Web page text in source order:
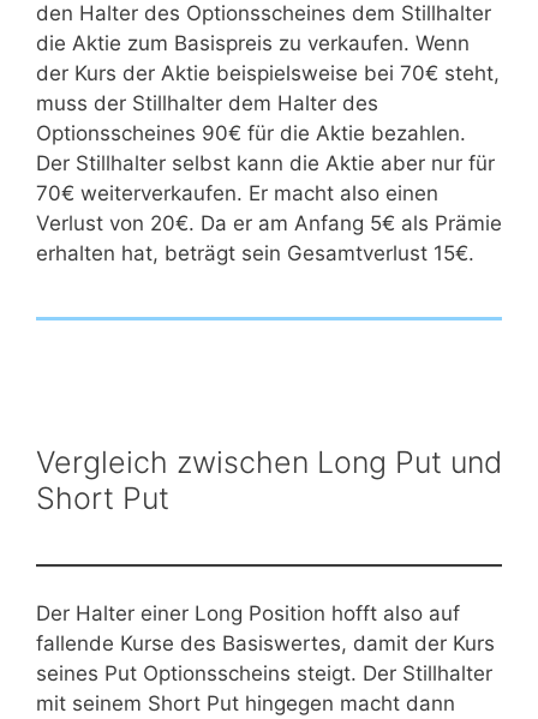
den Halter des Optionsscheines dem Stillhalter
die Aktie zum Basispreis zu verkaufen. Wenn
der Kurs der Aktie beispielsweise bei 70€ steht,
muss der Stillhalter dem Halter des
Optionsscheines 90€ für die Aktie bezahlen.
Der Stillhalter selbst kann die Aktie aber nur für
70€ weiterverkaufen. Er macht also einen
Verlust von 20€. Da er am Anfang 5€ als Prämie
erhalten hat, beträgt sein Gesamtverlust 15€.
Vergleich zwischen Long Put und
Short Put
Der Halter einer Long Position hofft also auf
fallende Kurse des Basiswertes, damit der Kurs
seines Put Optionsscheins steigt. Der Stillhalter
mit seinem Short Put hingegen macht dann